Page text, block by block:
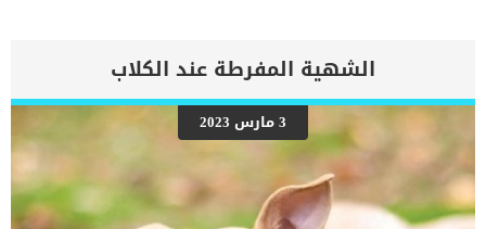
اعراض وعلامات تضخم القلب عند الكلاب فى هذا المقال سنطلعك على
بعض العلامات التي تشير إلى أن كلبك قد اقترب من مرحلة يحتافيها إلى
رعاية المسنين أو قد تفكر في القتل الرحيم. يمكننا اختصار هذه العلامات
على شكل مجموعة من المراحل التى يتدرجها الكلب الى ان يصل الى
النهاية. اهم علامات وفاة الكلاب بسبب قصور القلب الاحتقانى كما ذكرنا
ستكون هذه العلامات عبارة عن مراحل متدرجة الى المرحلة الاخيرة وهى
الوفاة. _المرحلة الاولى, تظهر ان الكلب معرض لخطر الإصابة بسرطان
القلب ، ولكن ليس لديه أعراض ولا تغييرات في القلب. _المرحلة
الثانية,يعاني الكلب […]
الشهية المفرطة عند الكلاب
3 مارس 2023